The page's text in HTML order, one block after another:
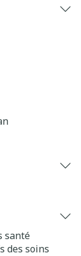
santé
des soins